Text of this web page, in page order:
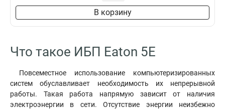
В корзину
Что такое ИБП Eaton 5E
Повсеместное использование компьютеризированных
систем обуславливает необходимость их непрерывной
работы. Такая работа напрямую зависит от наличия
электроэнергии в сети. Отсутствие энергии неизбежно